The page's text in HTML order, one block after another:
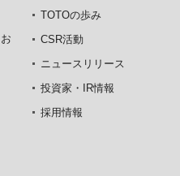
TOTOの歩み
CSR活動
ニュースリリース
投資家・IR情報
採用情報